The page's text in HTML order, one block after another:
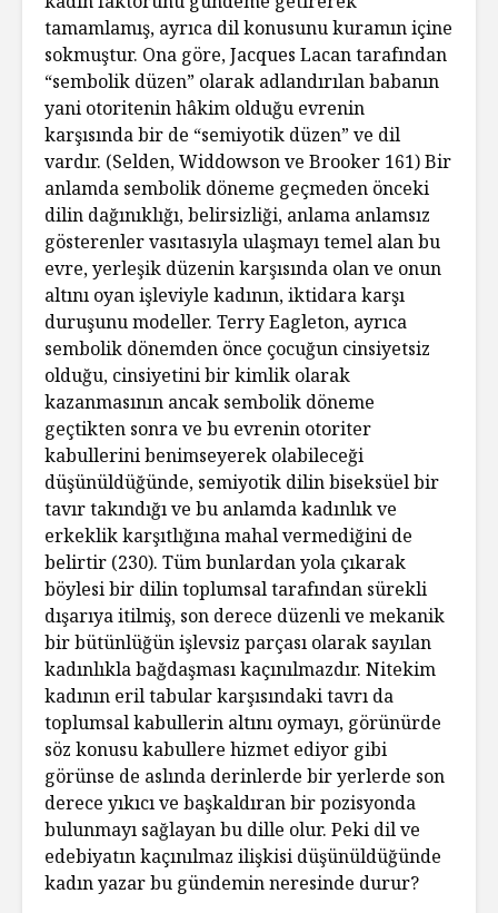
tamamlamış, ayrıca dil konusunu kuramın içine
sokmuştur. Ona göre, Jacques Lacan tarafından
“sembolik düzen” olarak adlandırılan babanın
yani otoritenin hâkim olduğu evrenin
karşısında bir de “semiyotik düzen” ve dil
vardır. (Selden, Widdowson ve Brooker 161) Bir
anlamda sembolik döneme geçmeden önceki
dilin dağınıklığı, belirsizliği, anlama anlamsız
gösterenler vasıtasıyla ulaşmayı temel alan bu
evre, yerleşik düzenin karşısında olan ve onun
altını oyan işleviyle kadının, iktidara karşı
duruşunu modeller. Terry Eagleton, ayrıca
sembolik dönemden önce çocuğun cinsiyetsiz
olduğu, cinsiyetini bir kimlik olarak
kazanmasının ancak sembolik döneme
geçtikten sonra ve bu evrenin otoriter
kabullerini benimseyerek olabileceği
düşünüldüğünde, semiyotik dilin biseksüel bir
tavır takındığı ve bu anlamda kadınlık ve
erkeklik karşıtlığına mahal vermediğini de
belirtir (230). Tüm bunlardan yola çıkarak
böylesi bir dilin toplumsal tarafından sürekli
dışarıya itilmiş, son derece düzenli ve mekanik
bir bütünlüğün işlevsiz parçası olarak sayılan
kadınlıkla bağdaşması kaçınılmazdır. Nitekim
kadının eril tabular karşısındaki tavrı da
toplumsal kabullerin altını oymayı, görünürde
söz konusu kabullere hizmet ediyor gibi
görünse de aslında derinlerde bir yerlerde son
derece yıkıcı ve başkaldıran bir pozisyonda
bulunmayı sağlayan bu dille olur. Peki dil ve
edebiyatın kaçınılmaz ilişkisi düşünüldüğünde
kadın yazar bu gündemin neresinde durur?